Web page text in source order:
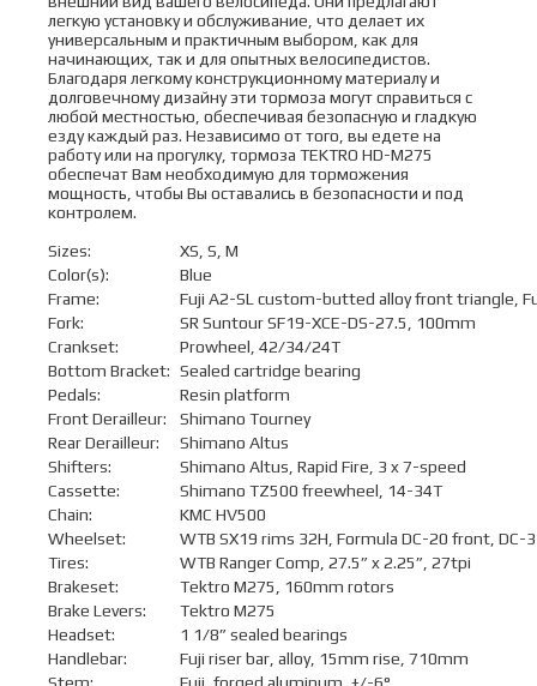
легкую установку и обслуживание, что делает их
универсальным и практичным выбором, как для
начинающих, так и для опытных велосипедистов.
Благодаря легкому конструкционному материалу и
долговечному дизайну эти тормоза могут справиться с
любой местностью, обеспечивая безопасную и гладкую
езду каждый раз. Независимо от того, вы едете на
работу или на прогулку, тормоза TEKTRO HD-M275
обеспечат Вам необходимую для торможения
мощность, чтобы Вы оставались в безопасности и под
контролем.
Sizes:
XS, S, M
Color(s):
Blue
Frame:
Fuji A2-SL custom-butted alloy front triangle,
Fork:
SR Suntour SF19-XCE-DS-27.5, 100mm
Crankset:
Prowheel, 42/34/24T
Bottom Bracket: Sealed cartridge bearing
Pedals:
Resin platform
Front Derailleur:
Shimano Tourney
Rear Derailleur:
Shimano Altus
Shifters:
Shimano Altus, Rapid Fire, 3 x 7-speed
Cassette:
Shimano TZ500 freewheel, 14-34T
Chain:
KMC HV500
Wheelset:
WTB SX19 rims 32H, Formula DC-20 front, DC-
Tires:
WTB Ranger Comp, 27.5” x 2.25”, 27tpi
Brakeset:
Tektro M275, 160mm rotors
Brake Levers:
Tektro M275
Headset:
1 1/8” sealed bearings
Handlebar:
Fuji riser bar, alloy, 15mm rise, 710mm